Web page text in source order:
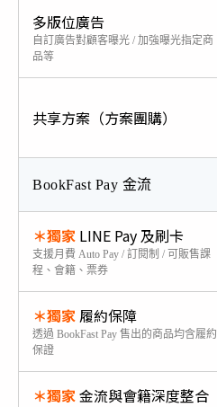
多版位廣告
自訂廣告對顧客曝光 / 加強曝光指定商
品等
共享方案（方案團購）
BookFast Pay 金流
＊獨家 LINE Pay 及刷卡
支援月費 Auto Pay / 訂閱制 / 可販售課
程、會籍、票券
＊獨家 履約保障
透過 BookFast Pay 售出的商品均含履約
保證
＊獨家金流與會籍深度整合